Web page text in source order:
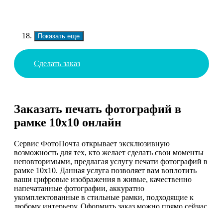
Показать еще
Сделать заказ
Заказать печать фотографий в
рамке 10х10 онлайн
Сервис ФотоПочта открывает эксклюзивную
возможность для тех, кто желает сделать свои моменты
неповторимыми, предлагая услугу печати фотографий в
рамке 10х10. Данная услуга позволяет вам воплотить
ваши цифровые изображения в живые, качественно
напечатанные фотографии, аккуратно
укомплектованные в стильные рамки, подходящие к